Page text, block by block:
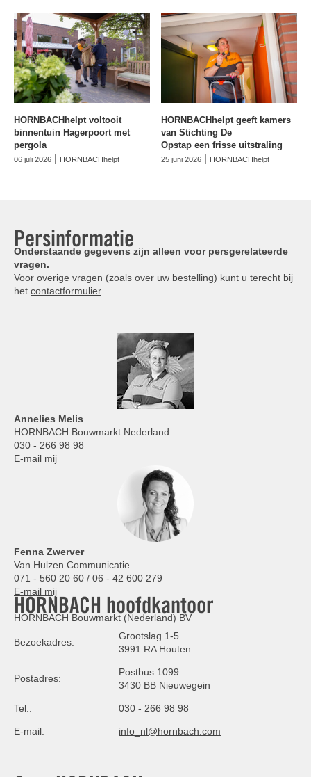
HORNBACHhelpt voltooit
binnentuin Hagerpoort met
pergola
06 juli 2026 | HORNBACHhelpt
HORNBACHhelpt geeft kamers
van Stichting De
Opstap een frisse uitstraling
25 juni 2026 | HORNBACHhelpt
Persinformatie
Onderstaande gegevens zijn alleen voor persgerelateerde
vragen.
Voor overige vragen (zoals over uw bestelling) kunt u terecht bij
het contactformulier.
Annelies Melis
HORNBACH Bouwmarkt Nederland
030 - 266 98 98
E-mail mij
Fenna Zwerver
Van Hulzen Communicatie
071 - 560 20 60 / 06 - 42 600 279
E-mail mij
HORNBACH hoofdkantoor
HORNBACH Bouwmarkt (Nederland) BV
Bezoekadres:
Grootslag 1-5
3991 RA Houten
Postadres:
Postbus 1099
3430 BB Nieuwegein
Tel.: 030 - 266 98 98
E-mail: info_nl@hornbach.com